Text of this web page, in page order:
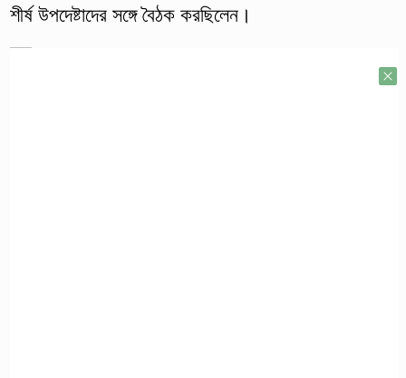
শীর্ষ উপদেষ্টাদের সঙ্গে বৈঠক করছিলেন।